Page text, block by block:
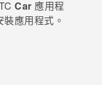
Car 應用程
裝應用程式。